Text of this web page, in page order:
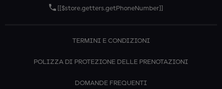
[[$store.getters.getPhoneNumber]]
TERMINI E CONDIZIONI
POLIZZA DI PROTEZIONE DELLE PRENOTAZIONI
DOMANDE FREQUENTI